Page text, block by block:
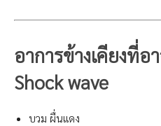
อาการข้างเคียงที่อ
Shock wave
บวม ผื่นแดง